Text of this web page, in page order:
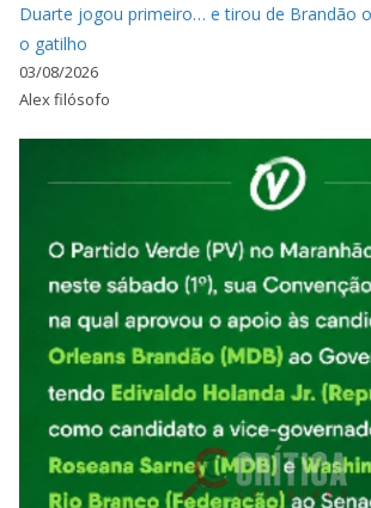
Duarte jogou primeiro… e tirou de Brandão
o gatilho
03/08/2026
Alex filósofo